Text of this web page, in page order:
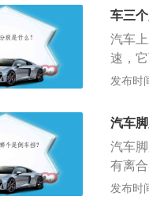
驶证
过记
同。
门踏
油门
车三
汽车
速，
动力
这与
离合
发布时
汽车
汽车
有离
装置
发布时